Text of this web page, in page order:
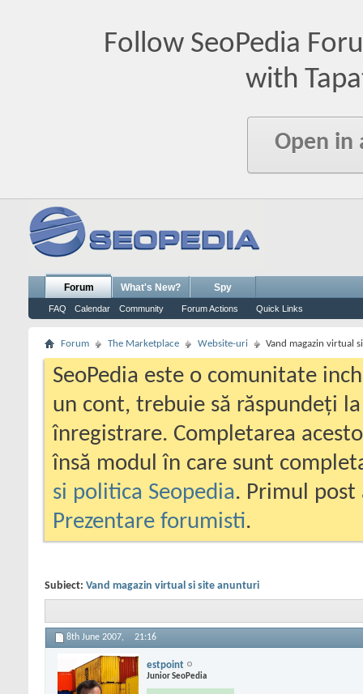
Follow SeoPedia
with
Open in
Forum
FAQ Calendar Community Forum Actions Quick Links
What's New? Spy
Forum The Marketplace Website-uri Vand magazin virtual
SeoPedia este o comunitate
un cont, trebuie să răspundeți
înregistrare. Completarea
însă modul în care sunt
si politica Seopedia. Primul
Prezentare forumisti.
Subiect: Vand magazin virtual si site anunturi
8th June 2007, 21:16
estpoint
Junior SeoPedia